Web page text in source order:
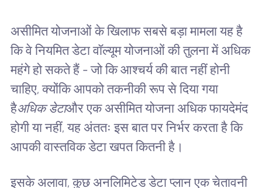
असीमित योजनाओं के खिलाफ सबसे बड़ा मामला यह है
कि वे नियमित डेटा वॉल्यूम योजनाओं की तुलना में अधिक
महंगे हो सकते हैं - जो कि आश्चर्य की बात नहीं होनी
चाहिए, क्योंकि आपको तकनीकी रूप से दिया गया
हैअधिक डेटाऔर एक असीमित योजना अधिक फायदेमंद
होगी या नहीं, यह अंततः इस बात पर निर्भर करता है कि
आपकी वास्तविक डेटा खपत कितनी है।
इसके अलावा, कुछ अनलिमिटेड डेटा प्लान एक चेतावनी